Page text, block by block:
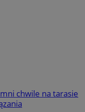
chwile na tarasie